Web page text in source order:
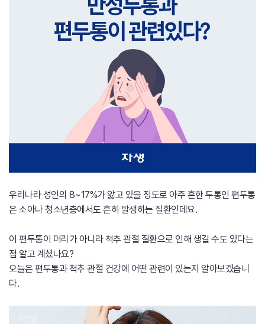
우리나라 성인의 8~17%가 앓고 있을 정도로 아주 흔한 두통인 편두통
은 소아나 청소년층에서도 흔히 발생하는 질환인데요.
이 편두통이 머리가 아니라 척추 관절 질환으로 인해 생길 수도 있다는
점 알고 계셨나요?
오늘은 편두통과 척추 관절 건강에 어떤 관련이 있는지 알아보겠습니
다.